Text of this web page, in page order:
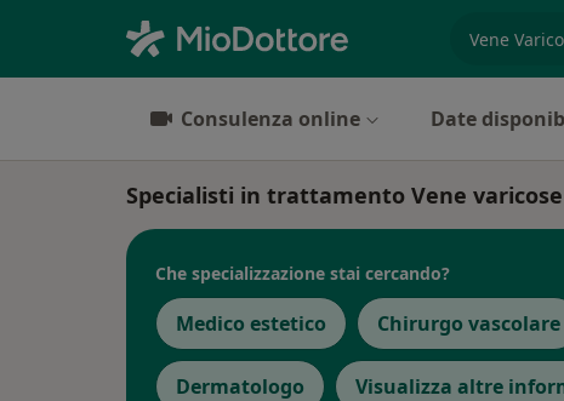
Consulenza online Date
Specialisti in trattamento Vene varicose
Che specializzazione stai cercando?
Medico estetico Chirurgo vascolare
Dermatologo Visualizza altre